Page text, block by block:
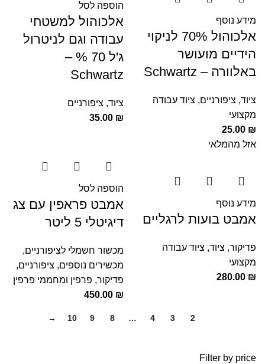
Filter by price
מידע נוסף
אלכוהול 70% לניקוי
הידיים מועושר
באלוורה – Schwartz
ציוד, ציפורניים, ציוד עבודה
מקצועי
25.00 ₪
הוספה לסל
אלכוהול למשטחי
עבודה וגם לניטרול
ג'ל 70 % –
Schwartz
ציוד, ציפורניים
35.00 ₪
אזל מהמלאי
מידע נוסף
אמבט בועות לרגליים
פדיקור, ציוד, ציוד עבודה
מקצועי
280.00 ₪
הוספה לסל
אמבט פראפין עם צג
דיגיטלי 5 ליטר
מכשור חשמלי לציפורניים,
מכשירים נוספים, ציפורניים,
פדיקור, פרפין ומחממי פרפין
450.00 ₪
2
3
4
…
8
9
10
→